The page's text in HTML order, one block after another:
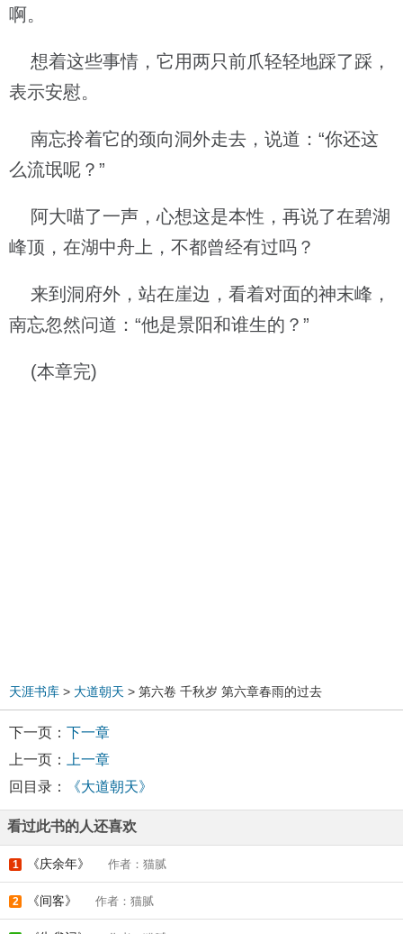
啊。
想着这些事情，它用两只前爪轻轻地踩了踩，
表示安慰。
南忘拎着它的颈向洞外走去，说道：“你还这
么流氓呢？”
阿大喵了一声，心想这是本性，再说了在碧湖
峰顶，在湖中舟上，不都曾经有过吗？
来到洞府外，站在崖边，看着对面的神末峰，
南忘忽然问道：“他是景阳和谁生的？”
(本章完)
天涯书库 > 大道朝天 > 第六卷 千秋岁 第六章春雨的过去
下一页： 下一章
上一页：
上一章
回目录：
《大道朝天》
看过此书的人还喜欢
1 《庆余年》 作者：猫腻
2 《间客》 作者：猫腻